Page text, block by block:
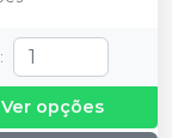
:
Ver opções